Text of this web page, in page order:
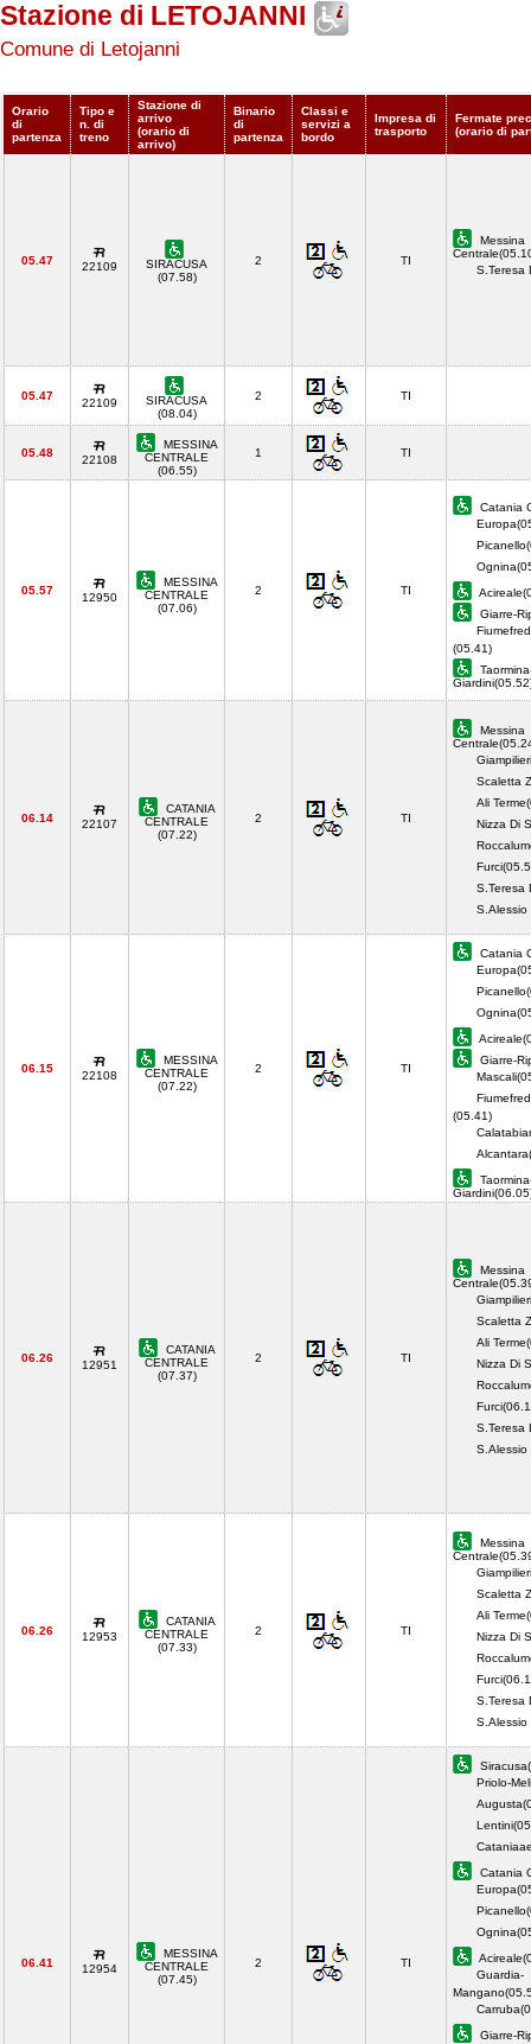
Stazione di LETOJANNI
Comune di Letojanni
Orario
di
partenza
Tipo e
n. di
treno
Stazione di
arrivo
(orario di
arrivo)
Binario
di
partenza
Classi e
servizi a
bordo
Impresa di
trasporto
Fermate
(orario di
05.47 22109
SIRACUSA
(07.58)
2 TI
Messina
S.Teresa
05.47
22109
SIRACUSA
(08.04)
2 TI
05.48
22108
MESSINA
CENTRALE
(06.55)
1 TI
05.57
12950
MESSINA
CENTRALE
(07.06)
2 TI
Catania
Giarre-
(05.41)
06.14 22107
CATANIA
CENTRALE
(07.22)
2 TI
Messina
Scaletta
Ali
Nizza Di
S.Teresa
06.15
22108
MESSINA
CENTRALE
(07.22)
2 TI
Catania
Giarre-
(05.41)
06.26
12951
CATANIA
CENTRALE
(07.37)
2 TI
Messina
Scaletta
Ali
Nizza Di
S.Teresa
06.26 12953
CATANIA
CENTRALE
(07.33)
2 TI
Messina
Scaletta
Ali
Nizza Di
S.Teresa
06.41 12954
MESSINA
CENTRALE
(07.45)
2 TI
Priolo-
Catania
Guardia-
Giarre-